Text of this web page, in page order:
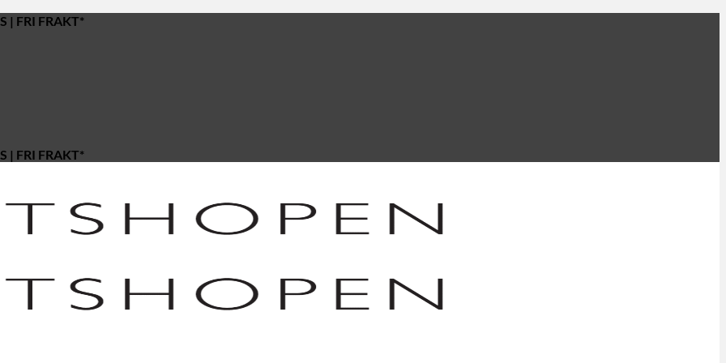
| FRI FRAKT*
| FRI FRAKT*